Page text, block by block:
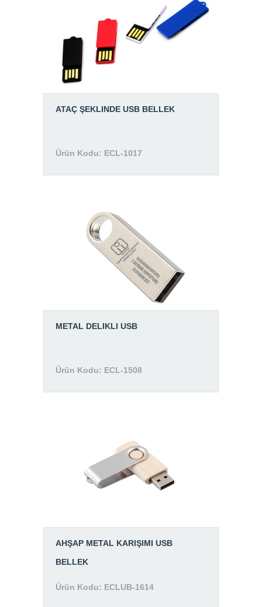
ATAÇ ŞEKLINDE USB BELLEK
Ürün Kodu: ECL-1017
METAL DELIKLI USB
Ürün Kodu: ECL-1508
AHŞAP METAL KARIŞIMI USB
BELLEK
Ürün Kodu: ECLUB-1614